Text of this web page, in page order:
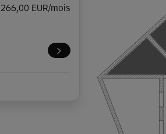
266,00 EUR/mois